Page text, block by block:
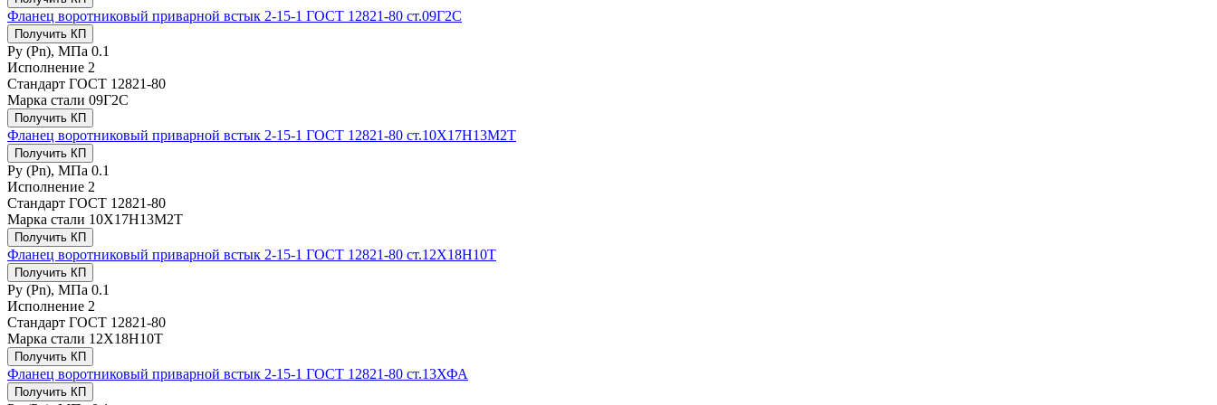
Фланец воротниковый приварной встык 2-15-1 ГОСТ 12821-80 ст.09Г2С
Получить КП
Ру (Рn), МПа 0.1
Исполнение 2
Стандарт ГОСТ 12821-80
Марка стали 09Г2С
Получить КП
Фланец воротниковый приварной встык 2-15-1 ГОСТ 12821-80 ст.10Х17Н13М2Т
Получить КП
Ру (Рn), МПа 0.1
Исполнение 2
Стандарт ГОСТ 12821-80
Марка стали 10Х17Н13М2Т
Получить КП
Фланец воротниковый приварной встык 2-15-1 ГОСТ 12821-80 ст.12Х18Н10Т
Получить КП
Ру (Рn), МПа 0.1
Исполнение 2
Стандарт ГОСТ 12821-80
Марка стали 12Х18Н10Т
Получить КП
Фланец воротниковый приварной встык 2-15-1 ГОСТ 12821-80 ст.13ХФА
Получить КП